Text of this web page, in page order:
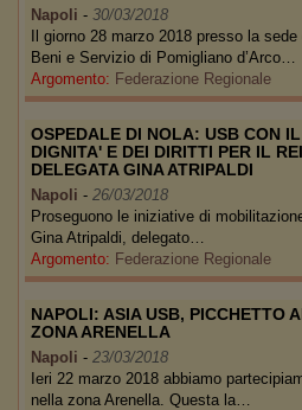
Napoli - 30/03/2018
Il giorno 28 marzo 2018 presso la
Beni e Servizio di Pomigliano d’Arco…
Argomento: Federazione Regionale
OSPEDALE DI NOLA: USB CON
DIGNITA' E DEI DIRITTI PER IL
DELEGATA GINA ATRIPALDI
Napoli - 26/03/2018
Proseguono le iniziative di
Gina Atripaldi, delegato…
Argomento: Federazione Regionale
NAPOLI: ASIA USB, PICCHETTO
ZONA ARENELLA
Napoli - 23/03/2018
Ieri 22 marzo 2018 abbiamo
nella zona Arenella. Questa la…